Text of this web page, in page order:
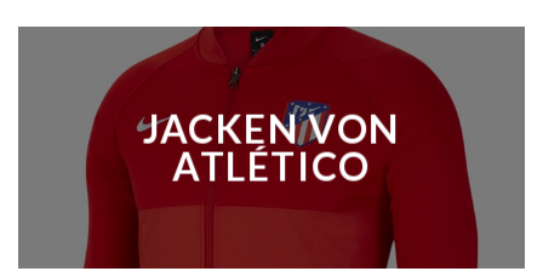
JACKEN VON
ATLÉTICO